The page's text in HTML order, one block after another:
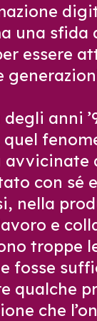
una sfida
essere
degli anni
con sé
nella
e
troppe
fosse
qualche
che